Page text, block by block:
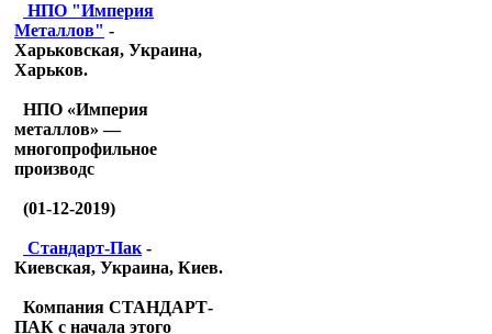
НПО "Империя
Металлов" -
Харьковская, Украина,
Харьков.
НПО «Империя
металлов» —
многопрофильное
производс
(01-12-2019)
Стандарт-Пак -
Киевская, Украина, Киев.
Компания СТАНДАРТ-
ПАК с начала этого